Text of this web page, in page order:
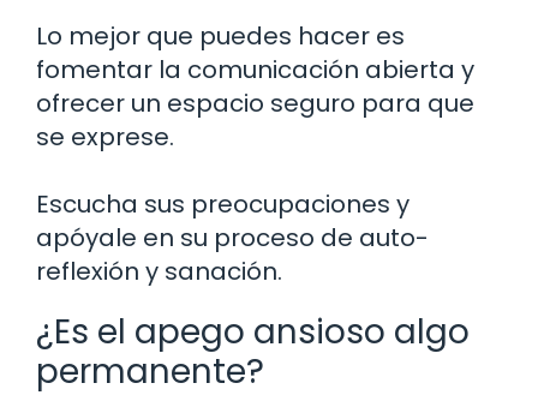
Lo mejor que puedes hacer es
fomentar la comunicación abierta y
ofrecer un espacio seguro para que
se exprese.
Escucha sus preocupaciones y
apóyale en su proceso de auto-
reflexión y sanación.
¿Es el apego ansioso algo
permanente?